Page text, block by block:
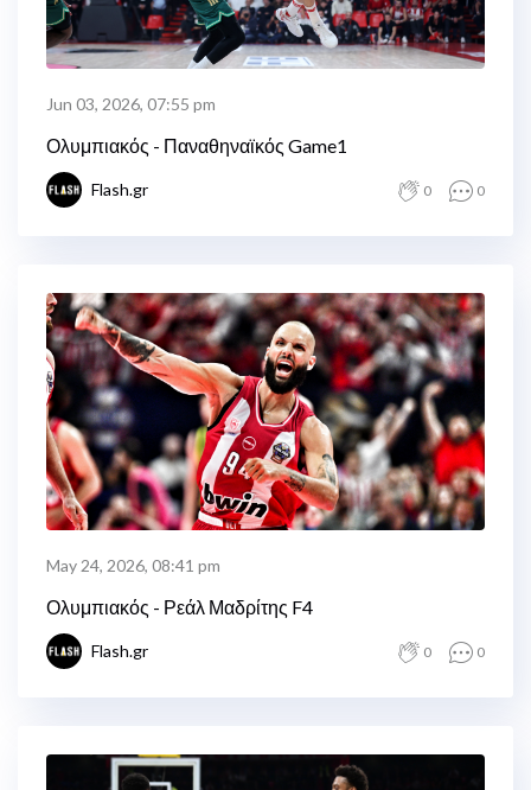
Jun 03, 2026, 07:55 pm
Ολυμπιακός - Παναθηναϊκός Game1
Flash.gr 0 0
May 24, 2026, 08:41 pm
Ολυμπιακός - Ρεάλ Μαδρίτης F4
Flash.gr 0 0